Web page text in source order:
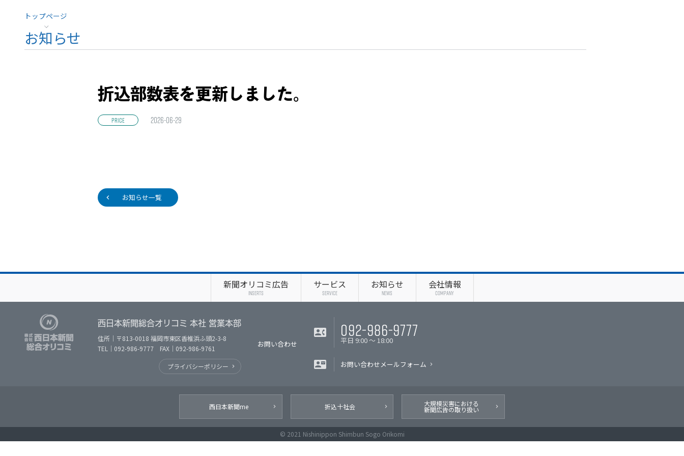
トップページ
お知らせ
2026-06-29
折込部数表を更新しました。
PRICE
お知らせ一覧
新聞オリコミ広告
INSERTS
サービス
SERVICE
お知らせ
NEWS
会社情報
COMPANY
西日本新聞総合オリコミ 本社 営業本部
住所｜〒813-0018 福岡市東区香椎浜ふ頭2-3-8
TEL｜092-986-9777 FAX｜092-986-9761
プライバシーポリシー
お問い合わせ
092-986-9777
平日 9:00 〜 18:00
お問い合わせメールフォーム
西日本新聞me 折込十社会 大規模災害における
新聞広告の取り扱い
© 2021 Nishinippon Shimbun Sogo Orikomi